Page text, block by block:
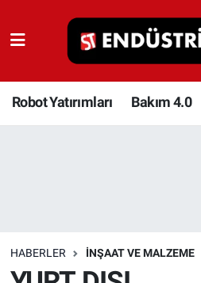
Robot Yatırımları Bakım 4.0
HABERLER İNŞAAT VE MALZEME
Robot Yatırımları
Bakım 4.0
Depolama Çözümleri